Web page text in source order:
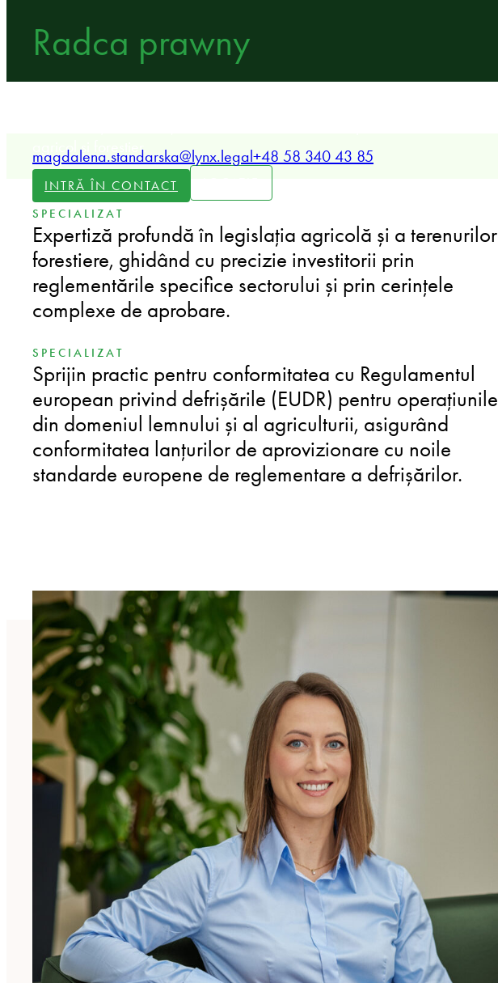
Radca prawny
agricol și forestier.
INTRĂ ÎN CONTACT
magdalena.standarska@lynx.legal+48 58 340 43 85
SPECIALIZAT
Expertiză profundă în legislația agricolă și a terenurilor
forestiere, ghidând cu precizie investitorii prin
reglementările specifice sectorului și prin cerințele
complexe de aprobare.
SPECIALIZAT
Sprijin practic pentru conformitatea cu Regulamentul
european privind defrișările (EUDR) pentru operațiunile
din domeniul lemnului și al agriculturii, asigurând
conformitatea lanțurilor de aprovizionare cu noile
standarde europene de reglementare a defrișărilor.